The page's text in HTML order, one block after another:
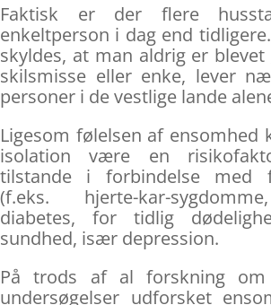
Faktisk er der flere
enkeltperson i dag end
skyldes, at man aldrig er
skilsmisse eller enke, lever
personer i de vestlige lande
Ligesom følelsen af ensomhed
isolation være en
tilstande i forbindelse med
(f.eks. hjerte-kar-
diabetes, for tidlig
sundhed, især depression.
På trods af al forskning
undersøgelser udforsket